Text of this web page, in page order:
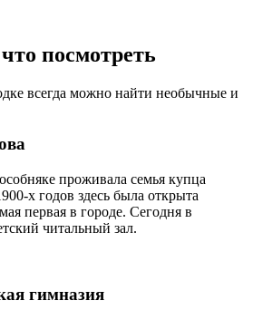
посмотреть
всегда можно найти необычные и
проживала семья купца
х годов здесь была открыта
первая в городе. Сегодня в
читальный зал.
гимназия